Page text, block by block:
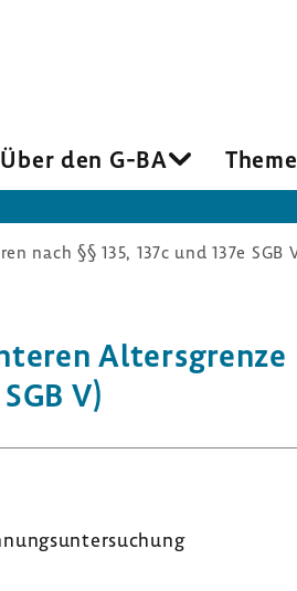
Über den G-BA
nach §§ 135, 137c und 137e SGB
V)